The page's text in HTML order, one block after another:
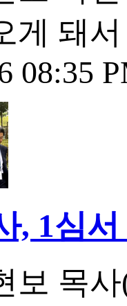
게 돼
08:35
, 1심
보 목